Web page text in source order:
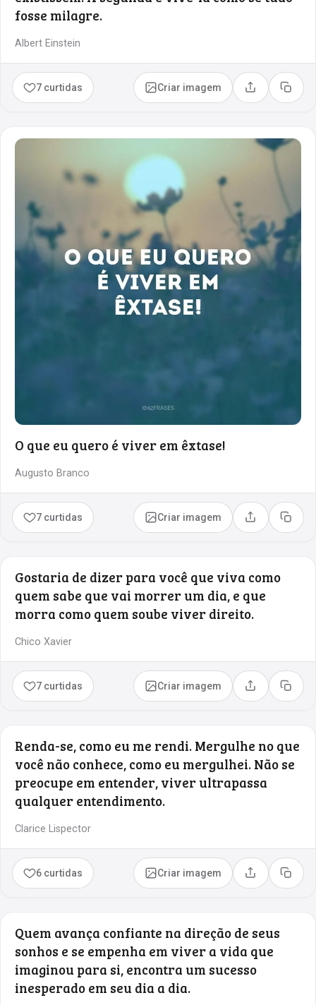
fosse milagre.
Albert Einstein
7 curtidas Criar imagem Compartilhar
Copiar
O que eu quero é viver em êxtase!
Augusto Branco
7 curtidas Criar imagem Compartilhar
Copiar
Gostaria de dizer para você que viva como
quem sabe que vai morrer um dia, e que
morra como quem soube viver direito.
Chico Xavier
7 curtidas Criar imagem Compartilhar
Copiar
Renda-se, como eu me rendi. Mergulhe no que
você não conhece, como eu mergulhei. Não se
preocupe em entender, viver ultrapassa
qualquer entendimento.
Clarice Lispector
6 curtidas Criar imagem Compartilhar
Copiar
Quem avança confiante na direção de seus
sonhos e se empenha em viver a vida que
imaginou para si, encontra um sucesso
inesperado em seu dia a dia.